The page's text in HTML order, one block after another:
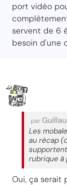
port vidéo
servent de 6
besoin d'une
par
Les
au récap
supportent
rubrique à
Oui, ça serait